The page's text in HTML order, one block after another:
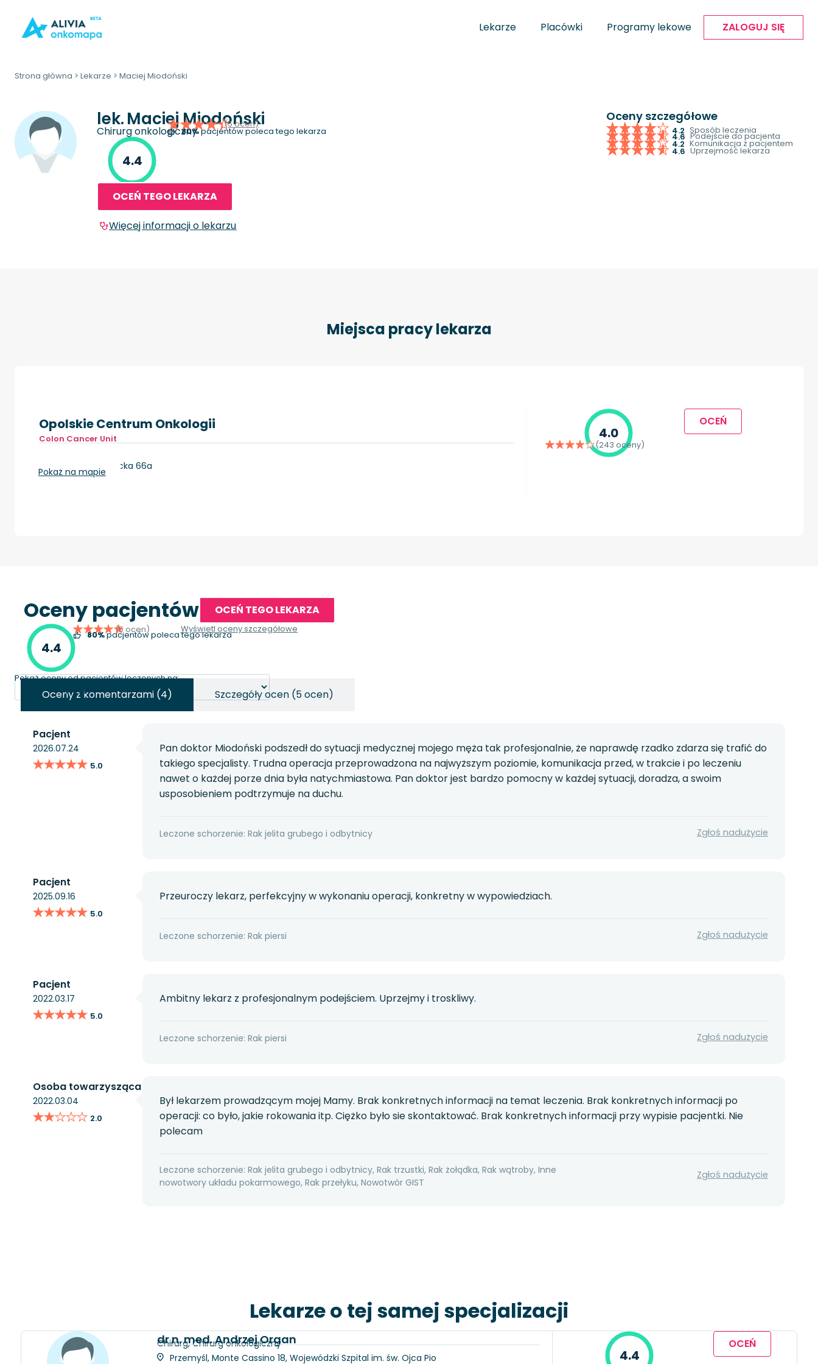
Lekarze Placówki Programy lekowe ZALOGUJ SIĘ
Strona główna > Lekarze > Maciej Miodoński
lek.Maciej Miodoński
Chirurg onkologiczny
4.4
(5 ocen)
80%pacjentów poleca tego lekarza
OCEŃ TEGO LEKARZA
Więcej informacji o lekarzu
Oceny szczegółowe
4.2 Sposób leczenia
4.6 Podejście do pacjenta
4.2 Komunikacja z pacjentem
4.6 Uprzejmość lekarza
Miejsca pracy lekarza
Opolskie Centrum Onkologii
Colon Cancer Unit
Opole, ul. Katowicka 66a
Pokaż na mapie
4.0
(243 oceny)
OCEŃ
Oceny pacjentów OCEŃ TEGO LEKARZA
4.4
(5 ocen)
80%pacjentów poleca tego lekarza
Wyświetl oceny szczegółowe
Pokaż oceny od pacjentów leczonych na:
Oceny z komentarzami (4) Szczegóły ocen (5 ocen)
Pacjent
2026.07.24
★★★★★
★★★★★ 5.0
Pan doktor Miodoński podszedł do sytuacji medycznej mojego męża tak profesjonalnie, że naprawdę rzadko zdarza się trafić do
takiego specjalisty. Trudna operacja przeprowadzona na najwyższym poziomie, komunikacja przed, w trakcie i po leczeniu
nawet o każdej porze dnia była natychmiastowa. Pan doktor jest bardzo pomocny w każdej sytuacji, doradza, a swoim
usposobieniem podtrzymuje na duchu.
Leczone schorzenie: Rak jelita grubego i odbytnicy Zgłoś nadużycie
Pacjent
2025.09.16
★★★★★
★★★★★ 5.0
Przeuroczy lekarz, perfekcyjny w wykonaniu operacji, konkretny w wypowiedziach.
Leczone schorzenie: Rak piersi Zgłoś nadużycie
Pacjent
2022.03.17
★★★★★
★★★★★ 5.0
Ambitny lekarz z profesjonalnym podejściem. Uprzejmy i troskliwy.
Leczone schorzenie: Rak piersi Zgłoś nadużycie
Osoba towarzysząca
2022.03.04
★★★★★
★★★★★ 2.0
Był lekarzem prowadzącym mojej Mamy. Brak konkretnych informacji na temat leczenia. Brak konkretnych informacji po
operacji: co było, jakie rokowania itp. Ciężko było sie skontaktować. Brak konkretnych informacji przy wypisie pacjentki. Nie
polecam
Leczone schorzenie: Rak jelita grubego i odbytnicy, Rak trzustki, Rak żołądka, Rak wątroby, Inne
nowotwory układu pokarmowego, Rak przełyku, Nowotwór GIST
Zgłoś nadużycie
Lekarze o tej samej specjalizacji
dr n. med. Andrzej Organ
Chirurg, Chirurg onkologiczny
Przemyśl, Monte Cassino 18, Wojewódzki Szpital im. św. Ojca Pio
4.4
OCEŃ